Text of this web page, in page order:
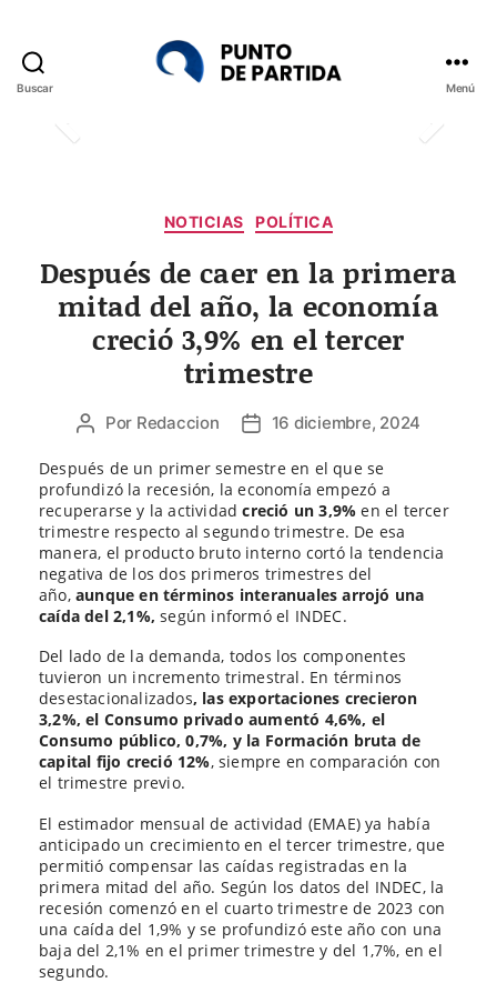
Buscar Menú
Categorías
NOTICIAS POLÍTICA
Después de caer en la primera
mitad del año, la economía
creció 3,9% en el tercer
trimestre
Autor
la
entrada
Por Redaccion
Fecha
la
entrada
16 diciembre, 2024
Después de un primer semestre en el que se
profundizó la recesión, la economía empezó a
recuperarse y la actividadcreció un 3,9%en el tercer
trimestre respecto al segundo trimestre. De esa
manera, el producto bruto interno cortó la tendencia
negativa de los dos primeros trimestres del
año, aunque en términos interanuales arrojó una
caída del 2,1%, según informó el INDEC.
Del lado de la demanda, todos los componentes
tuvieron un incremento trimestral. En términos
desestacionalizados, las exportaciones crecieron
3,2%, el Consumo privado aumentó 4,6%, el
Consumo público, 0,7%, y la Formación bruta de
capital fijo creció 12%, siempre en comparación con
el trimestre previo.
El estimador mensual de actividad (EMAE) ya había
anticipado un crecimiento en el tercer trimestre, que
permitió compensar las caídas registradas en la
primera mitad del año. Según los datos del INDEC, la
recesión comenzó en el cuarto trimestre de 2023 con
una caída del 1,9% y se profundizó este año con una
baja del 2,1% en el primer trimestre y del 1,7%, en el
segundo.